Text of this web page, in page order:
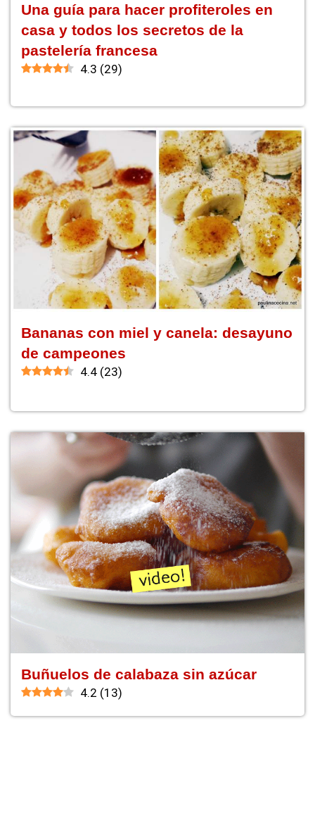
Una guía para hacer profiteroles en
casa y todos los secretos de la
pastelería francesa
4.3 (29)
Bananas con miel y canela: desayuno
de campeones
4.4 (23)
Buñuelos de calabaza sin azúcar
4.2 (13)